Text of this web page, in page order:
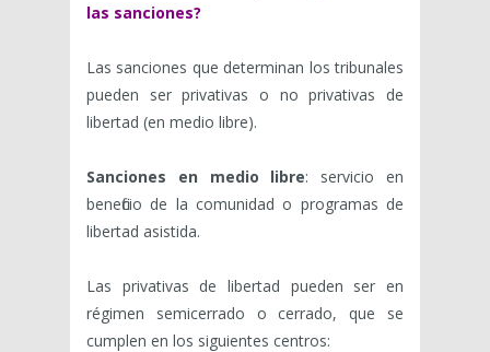
las sanciones?
Las sanciones que determinan los tribunales
pueden ser privativas o no privativas de
libertad (en medio libre).
Sanciones en medio libre: servicio en
beneficio de la comunidad o programas de
libertad asistida.
Las privativas de libertad pueden ser en
régimen semicerrado o cerrado, que se
cumplen en los siguientes centros: